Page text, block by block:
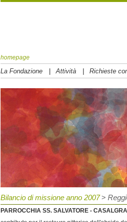
homepage
La Fondazione | Attività | Richieste
Bilancio di missione anno 2007 >
PARROCCHIA SS. SALVATORE -